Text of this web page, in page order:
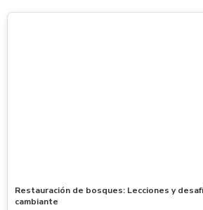
Restauración de bosques: Lecciones y
cambiante